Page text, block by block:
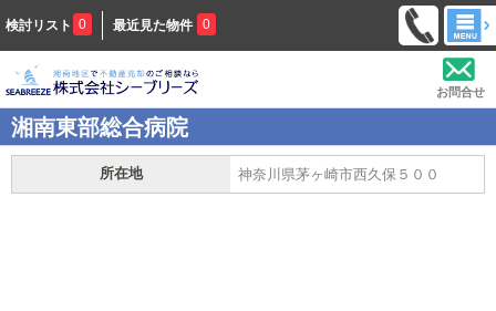
検討リスト 0 最近見た物件 0
お問合せ
湘南東部総合病院
所在地 神奈川県茅ヶ崎市西久保５００